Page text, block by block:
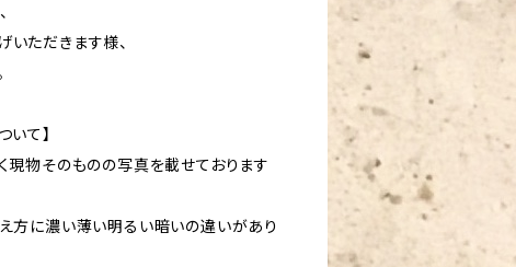
ただきます様、
いて】
現物そのものの写真を載せております
方に濃い薄い明るい暗いの違いがあり